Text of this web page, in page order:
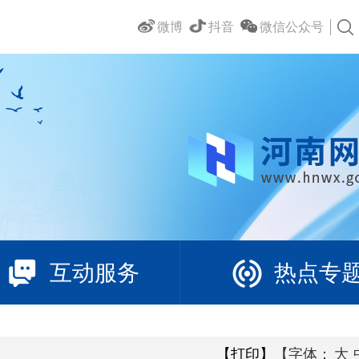
微信公众号
抖音
微博
互动服务 热点专
【打印】 【字体： 大